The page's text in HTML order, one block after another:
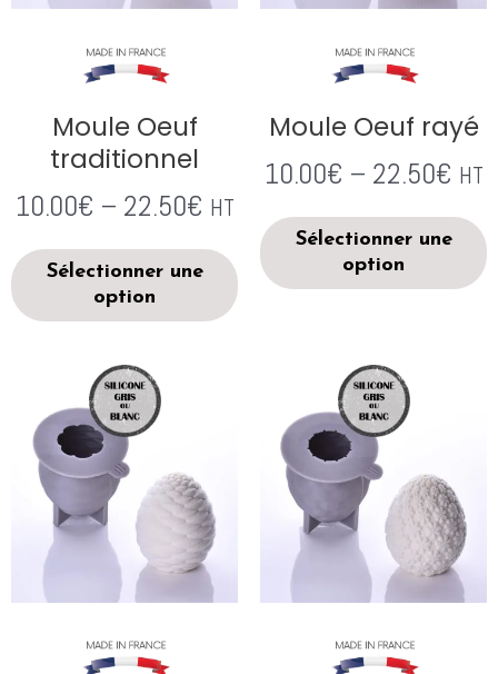
Moule Oeuf
traditionnel
10.00€ – 22.50€ HT
Sélectionner une
option
Moule Oeuf rayé
10.00€ – 22.50€ HT
Sélectionner une
option